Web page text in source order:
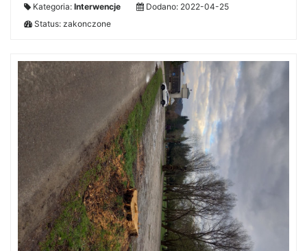
Kategoria: Interwencje
Dodano: 2022-04-25
Status: zakonczone